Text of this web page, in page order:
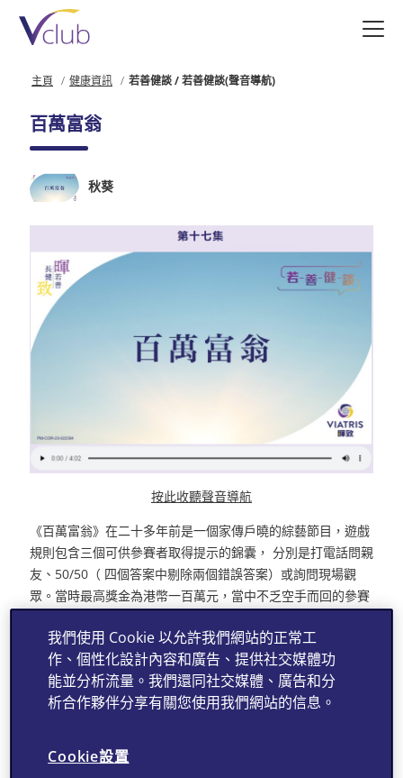
主頁 健康資訊 若善健談 / 若善健談(聲音導航)
百萬富翁
秋葵
按此收聽聲音導航
《百萬富翁》在二十多年前是一個家傳戶曉的綜藝節目，遊戲
規則包含三個可供參賽者取得提示的錦囊， 分別是打電話問親
友、50/50（ 四個答案中剔除兩個錯誤答案）或詢問現場觀
眾。當時最高獎金為港幣一百萬元，當中不乏空手而回的參賽
假設你能參與節目，第一條題目是本港的藥房、藥行及藥妝等
商店哪一個有藥劑師駐守？相信不少人已產生疑惑，或已需要
使用提示錦囊。在香港，持牌藥房約有六百多間，祇有藥房有
來一條較深的題目，香港在1973年曾經發生幾件大事，包括李
我們使用 Cookie 以允許我們網站的正常工
作、個性化設計內容和廣告、提供社交媒體功
能並分析流量。我們還同社交媒體、廣告和分
析合作夥伴分享有關您使用我們網站的信息。
Cookie設置